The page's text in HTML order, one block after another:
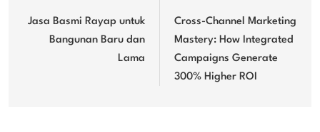
navigation
Jasa Basmi Rayap untuk
Bangunan Baru dan
Lama
Cross-Channel Marketing
Mastery: How Integrated
Campaigns Generate
300% Higher ROI